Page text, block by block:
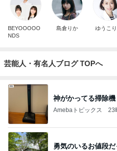
BEYOOOOO
NDS
島倉りか ゆうこ
芸能人・有名人ブログ TOPへ
神がかってる掃除機
Amebaトピックス 23
勇気のいるお値段